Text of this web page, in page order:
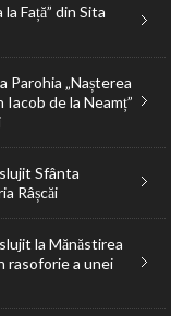
Față” din Sita
Parohia „Nașterea
de la Neamț”
Sfânta
Râșcăi
la Mănăstirea
rasoforie a unei